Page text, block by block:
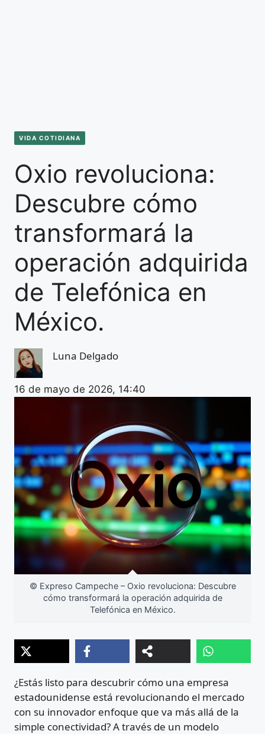
VIDA COTIDIANA
Oxio revoluciona:
Descubre cómo
transformará la
operación adquirida
de Telefónica en
México.
Luna Delgado
16 de mayo de 2026, 14:40
© Expreso Campeche – Oxio revoluciona: Descubre
cómo transformará la operación adquirida de
Telefónica en México.
¿Estás listo para descubrir cómo una empresa
estadounidense está revolucionando el mercado
con su innovador enfoque que va más allá de la
simple conectividad? A través de un modelo